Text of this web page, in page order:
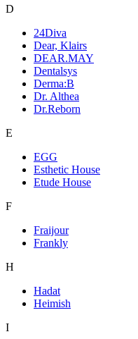
D
24Diva
Dear, Klairs
DEAR.MAY
Dentalsys
Derma:B
Dr. Althea
Dr.Reborn
E
EGG
Esthetic House
Etude House
F
Fraijour
Frankly
H
Hadat
Heimish
I